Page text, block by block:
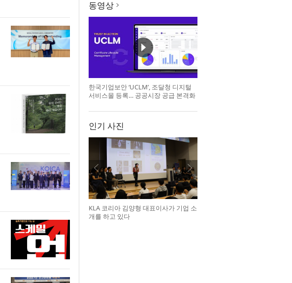
동영상
한국기업보안 ‘UCLM’, 조달청 디지털
서비스몰 등록… 공공시장 공급 본격화
인기 사진
KLA 코리아 김양형 대표이사가 기업 소
개를 하고 있다